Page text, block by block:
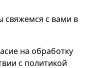
свяжемся с вами в
на обработку
с политикой